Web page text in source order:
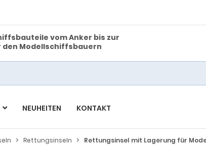
vom Anker bis zur
den Modellschiffsbauern
NEUHEITEN KONTAKT
Rettungsinseln Rettungsinsel mit Lagerung für